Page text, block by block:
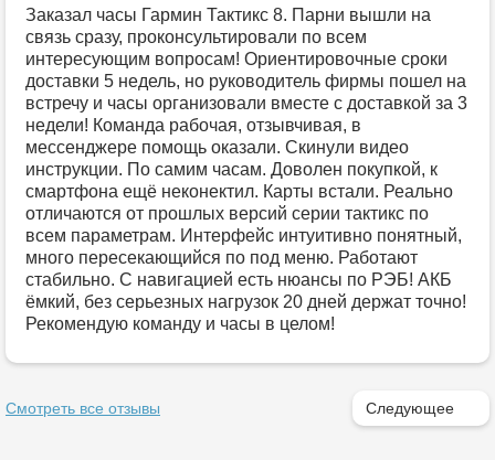
Заказал часы Гармин Тактикс 8. Парни вышли на
связь сразу, проконсультировали по всем
интересующим вопросам! Ориентировочные сроки
доставки 5 недель, но руководитель фирмы пошел на
встречу и часы организовали вместе с доставкой за 3
недели! Команда рабочая, отзывчивая, в
мессенджере помощь оказали. Скинули видео
инструкции. По самим часам. Доволен покупкой, к
смартфона ещё неконектил. Карты встали. Реально
отличаются от прошлых версий серии тактикс по
всем параметрам. Интерфейс интуитивно понятный,
много пересекающийся по под меню. Работают
стабильно. С навигацией есть нюансы по РЭБ! АКБ
ёмкий, без серьезных нагрузок 20 дней держат точно!
Рекомендую команду и часы в целом!
Смотреть все отзывы Следующее